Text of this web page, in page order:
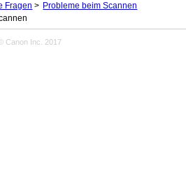
Fragen
Probleme beim Scannen
Canon Inc. 2017